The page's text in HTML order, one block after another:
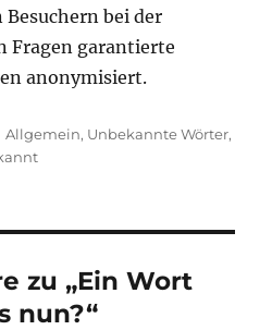
bei der
Fragen garantierte
anonymisiert.
Kategorien
Allgemein, Unbekannte Wörter,
zu „Ein Wort
nun?“